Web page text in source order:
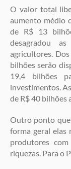
O valor total
aumento médio
de R$ 13
desagradou
agricultores.
bilhões serão
19,4 bilhões
investimentos.
de R$ 40 bilhões
Outro ponto que
forma geral elas
produtores
riquezas. Para o